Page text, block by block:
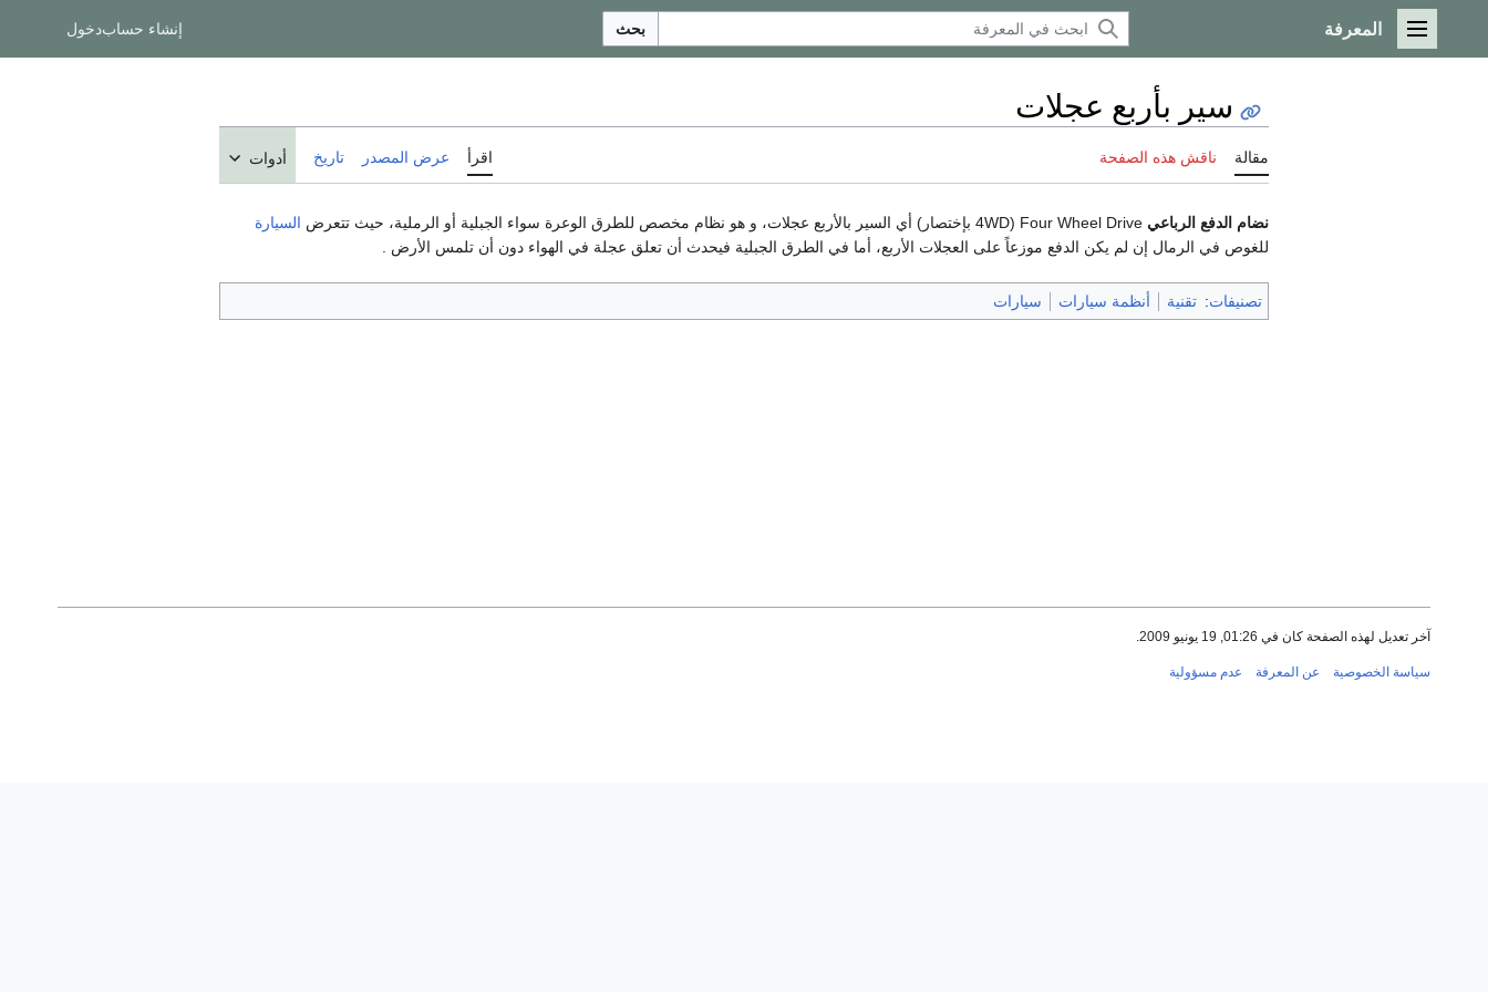
القائمة الرئيسية
المعرفة بحث إنشاء حسابدخول
سير بأربع عجلات
مقالة ناقش هذه الصفحة اقرأ عرض المصدر تاريخ أدوات
نضام الدفع الرباعي
السيارة
للغوص في الرمال إن لم يكن الدفع موزعاً على العجلات الأربع، أما في الطرق الجبلية فيحدث أن تعلق عجلة في الهواء دون أن تلمس الأرض .
تصنيفات: تقنية أنظمة سيارات سيارات
آخر تعديل لهذه الصفحة كان في 01:26, 19 يونيو 2009.
سياسة الخصوصية عن المعرفة عدم مسؤولية